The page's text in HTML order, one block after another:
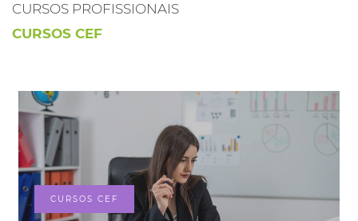
CURSOS PROFISSIONAIS
CURSOS CEF
CURSOS CEF